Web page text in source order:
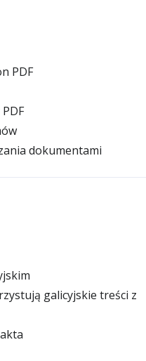
PDF
dokumentami
galicyjskie treści z